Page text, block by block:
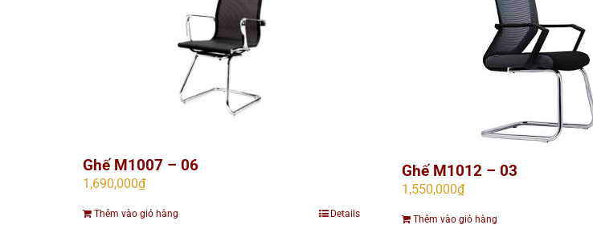
Ghế M1007 – 06
1,690,000₫
Thêm vào giỏ hàng Details
Ghế M1012 – 03
1,550,000₫
Thêm vào giỏ hàng